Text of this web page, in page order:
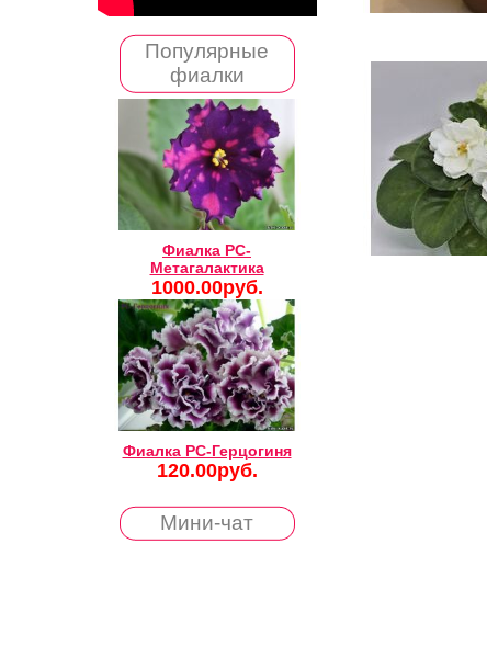
Популярные
фиалки
Фиалка РС-
Метагалактика
1000.00руб.
Фиалка РС-Герцогиня
120.00руб.
Мини-чат